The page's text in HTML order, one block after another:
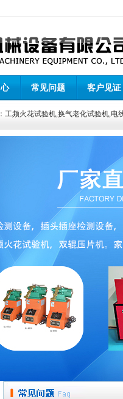
常见问题 客户见证
工频火花试验机,换气老化试验机,电